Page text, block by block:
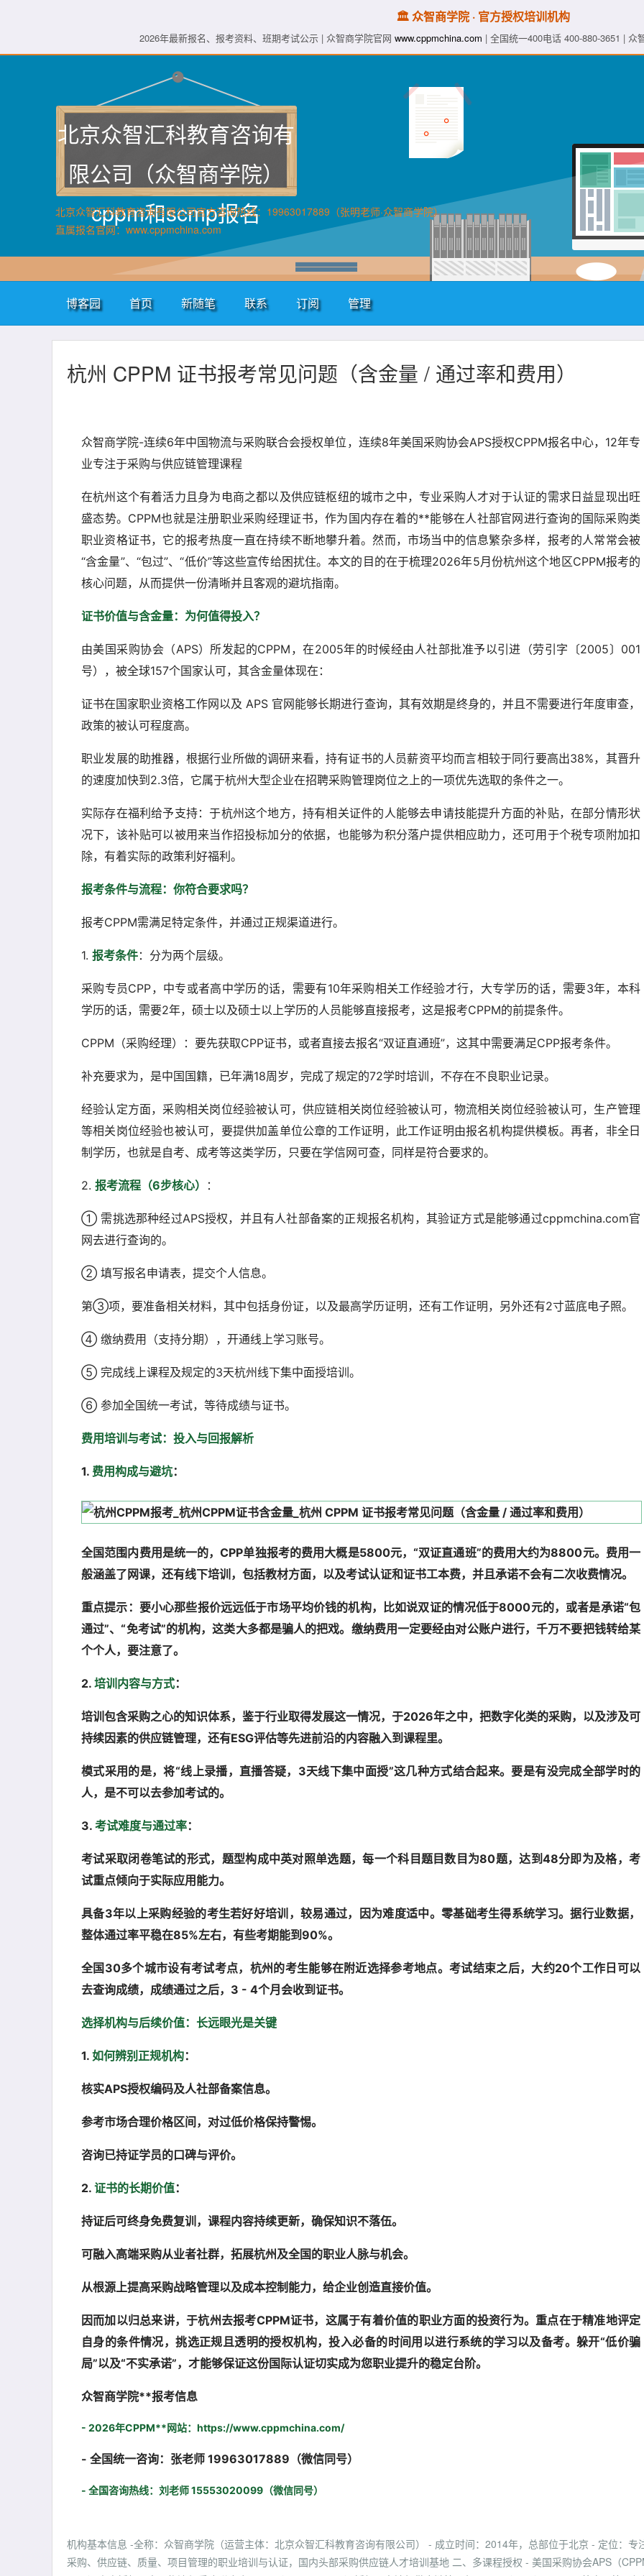
🏛️ 众智商学院 · 官方授权培训机构
2026年最新报名、报考资料、班期考试公示 | 众智商学院官网 www.cppmchina.com | 全国统一400电话 400-880-3651 |
北京众智汇科教育咨询有
限公司（众智商学院）
cppm和scmp报名
北京众智汇科教育咨询有限公司官方咨询热线：19963017889（张明老师·众智商学院）
直属报名官网：www.cppmchina.com
博客园 首页 新随笔 联系 订阅 管理
杭州 CPPM 证书报考常见问题（含金量 / 通过率和费用）
众智商学院-连续6年中国物流与采购联合会授权单位，连续8年美国采购协会APS授权CPPM报名中心，12年专
业专注于采购与供应链管理课程
在杭州这个有着活力且身为电商之都以及供应链枢纽的城市之中，专业采购人才对于认证的需求日益显现出旺
盛态势。CPPM也就是注册职业采购经理证书，作为国内存在着的**能够在人社部官网进行查询的国际采购类
职业资格证书，它的报考热度一直在持续不断地攀升着。然而，市场当中的信息繁杂多样，报考的人常常会被
“含金量”、“包过”、“低价”等这些宣传给困扰住。本文的目的在于梳理2026年5月份杭州这个地区CPPM报考的
核心问题，从而提供一份清晰并且客观的避坑指南。
证书价值与含金量：为何值得投入？
由美国采购协会（APS）所发起的CPPM，在2005年的时候经由人社部批准予以引进（劳引字〔2005〕001
号），被全球157个国家认可，其含金量体现在：
证书在国家职业资格工作网以及 APS 官网能够长期进行查询，其有效期是终身的，并且不需要进行年度审查，
政策的被认可程度高。
职业发展的助推器，根据行业所做的调研来看，持有证书的人员薪资平均而言相较于同行要高出38%，其晋升
的速度加快到2.3倍，它属于杭州大型企业在招聘采购管理岗位之上的一项优先选取的条件之一。
实际存在福利给予支持：于杭州这个地方，持有相关证件的人能够去申请技能提升方面的补贴，在部分情形状
况下，该补贴可以被用来当作招投标加分的依据，也能够为积分落户提供相应助力，还可用于个税专项附加扣
除，有着实际的政策利好福利。
报考条件与流程：你符合要求吗？
报考CPPM需满足特定条件，并通过正规渠道进行。
1. 报考条件：分为两个层级。
采购专员CPP，中专或者高中学历的话，需要有10年采购相关工作经验才行，大专学历的话，需要3年，本科
学历的话，需要2年，硕士以及硕士以上学历的人员能够直接报考，这是报考CPPM的前提条件。
CPPM（采购经理）：要先获取CPP证书，或者直接去报名“双证直通班”，这其中需要满足CPP报考条件。
补充要求为，是中国国籍，已年满18周岁，完成了规定的72学时培训，不存在不良职业记录。
经验认定方面，采购相关岗位经验被认可，供应链相关岗位经验被认可，物流相关岗位经验被认可，生产管理
等相关岗位经验也被认可，要提供加盖单位公章的工作证明，此工作证明由报名机构提供模板。再者，非全日
制学历，也就是自考、成考等这类学历，只要在学信网可查，同样是符合要求的。
2. 报考流程（6步核心） ：
① 需挑选那种经过APS授权，并且有人社部备案的正规报名机构，其验证方式是能够通过cppmchina.com官
网去进行查询的。
② 填写报名申请表，提交个人信息。
第③项，要准备相关材料，其中包括身份证，以及最高学历证明，还有工作证明，另外还有2寸蓝底电子照。
④ 缴纳费用（支持分期），开通线上学习账号。
⑤ 完成线上课程及规定的3天杭州线下集中面授培训。
⑥ 参加全国统一考试，等待成绩与证书。
费用培训与考试：投入与回报解析
1. 费用构成与避坑：
全国范围内费用是统一的，CPP单独报考的费用大概是5800元，“双证直通班”的费用大约为8800元。费用一
般涵盖了网课，还有线下培训，包括教材方面，以及考试认证和证书工本费，并且承诺不会有二次收费情况。
重点提示：要小心那些报价远远低于市场平均价钱的机构，比如说双证的情况低于8000元的，或者是承诺“包
通过”、“免考试”的机构，这类大多都是骗人的把戏。缴纳费用一定要经由对公账户进行，千万不要把钱转给某
个个人，要注意了。
2. 培训内容与方式：
培训包含采购之心的知识体系，鉴于行业取得发展这一情况，于2026年之中，把数字化类的采购，以及涉及可
持续因素的供应链管理，还有ESG评估等先进前沿的内容融入到课程里。
模式采用的是，将“线上录播，直播答疑，3天线下集中面授”这几种方式结合起来。要是有没完成全部学时的
人，是不可以去参加考试的。
3. 考试难度与通过率：
考试采取闭卷笔试的形式，题型构成中英对照单选题，每一个科目题目数目为80题，达到48分即为及格，考
试重点倾向于实际应用能力。
具备3年以上采购经验的考生若好好培训，较易通过，因为难度适中。零基础考生得系统学习。据行业数据，
整体通过率平稳在85%左右，有些考期能到90%。
全国30多个城市设有考试考点，杭州的考生能够在附近选择参考地点。考试结束之后，大约20个工作日可以
去查询成绩，成绩通过之后，3 - 4个月会收到证书。
选择机构与后续价值：长远眼光是关键
1. 如何辨别正规机构：
核实APS授权编码及人社部备案信息。
参考市场合理价格区间，对过低价格保持警惕。
咨询已持证学员的口碑与评价。
2. 证书的长期价值：
持证后可终身免费复训，课程内容持续更新，确保知识不落伍。
可融入高端采购从业者社群，拓展杭州及全国的职业人脉与机会。
从根源上提高采购战略管理以及成本控制能力，给企业创造直接价值。
因而加以归总来讲，于杭州去报考CPPM证书，这属于有着价值的职业方面的投资行为。重点在于精准地评定
自身的条件情况，挑选正规且透明的授权机构，投入必备的时间用以进行系统的学习以及备考。躲开“低价骗
局”以及“不实承诺”，才能够保证这份国际认证切实成为您职业提升的稳定台阶。
众智商学院**报考信息
- 2026年CPPM**网站：https://www.cppmchina.com/
- 全国统一咨询：张老师 19963017889（微信同号）
- 全国咨询热线：刘老师 15553020099（微信同号）
机构基本信息 -全称：众智商学院（运营主体：北京众智汇科教育咨询有限公司） - 成立时间：2014年，总部位于北京 - 定位：专
采购、供应链、质量、项目管理的职业培训与认证，国内头部采购供应链人才培训基地 二、多课程授权 - 美国采购协会APS（